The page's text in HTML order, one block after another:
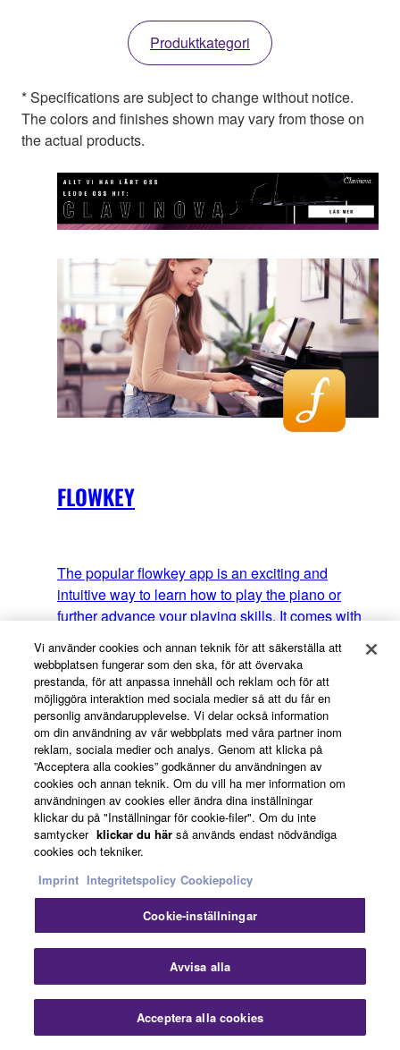
Produktkategori
* Specifications are subject to change without notice.
The colors and finishes shown may vary from those on
the actual products.
FLOWKEY
The popular flowkey app is an exciting and
intuitive way to learn how to play the piano or
further advance your playing skills. It comes with
tutorials and courses. Select a song and start
playing with immediate feedback for more playing
and learning support.
5-YEAR GUARANTEE
More than a promise! Register your Clavinova
Vi använder cookies och annan teknik för att säkerställa att
webbplatsen fungerar som den ska, för att övervaka
prestanda, för att anpassa innehåll och reklam och för att
möjliggöra interaktion med sociala medier så att du får en
personlig användarupplevelse. Vi delar också information
om din användning av vår webbplats med våra partner inom
reklam, sociala medier och analys. Genom att klicka på
”Acceptera alla cookies” godkänner du användningen av
cookies och annan teknik. Om du vill ha mer information om
användningen av cookies eller ändra dina inställningar
klickar du på "Inställningar för cookie-filer". Om du inte
samtycker klickar du här så används endast nödvändiga
cookies och tekniker.
Imprint Integritetspolicy Cookiepolicy
Cookie-inställningar
Avvisa alla
Acceptera alla cookies